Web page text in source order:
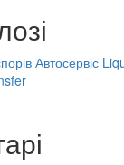
Автосервіс